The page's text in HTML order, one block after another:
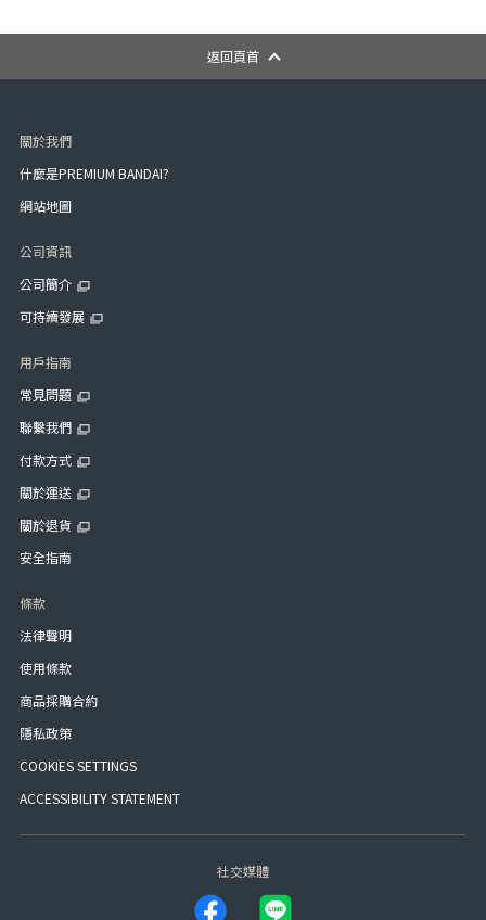
返回頁首
關於我們
什麼是PREMIUM BANDAI?
網站地圖
公司資訊
公司簡介
可持續發展
用戶指南
常見問題
聯繫我們
付款方式
關於運送
關於退貨
安全指南
條款
法律聲明
使用條款
商品採購合約
隱私政策
COOKIES SETTINGS
ACCESSIBILITY STATEMENT
社交媒體